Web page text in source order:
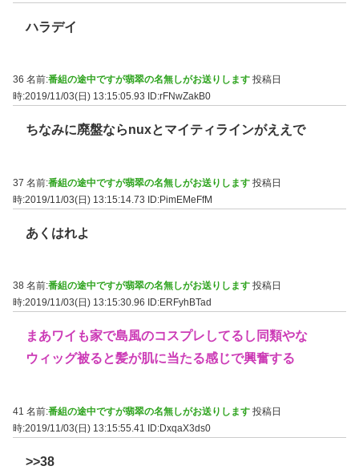
ハラデイ
36 名前:番組の途中ですが翡翠の名無しがお送りします 投稿日
時:2019/11/03(日) 13:15:05.93
ID:rFNwZakB0
ちなみに廃盤ならnuxとマイティラインがええで
37 名前:番組の途中ですが翡翠の名無しがお送りします 投稿日
時:2019/11/03(日) 13:15:14.73 ID:PimEMeFfM
あくはれよ
38 名前:番組の途中ですが翡翠の名無しがお送りします 投稿日
時:2019/11/03(日) 13:15:30.96
ID:ERFyhBTad
まあワイも家で島風のコスプレしてるし同類やな
ウィッグ被ると髪が肌に当たる感じで興奮する
41 名前:番組の途中ですが翡翠の名無しがお送りします 投稿日
時:2019/11/03(日) 13:15:55.41 ID:DxqaX3ds0
>>38